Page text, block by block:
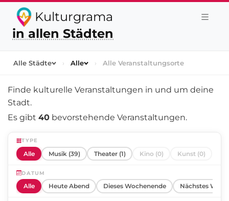
Kulturgrama
in allen Städten
Alle Städte › Alle › Alle Veranstaltungsorte
Finde kulturelle Veranstaltungen in und um deine
Stadt.
Es gibt 40 bevorstehende Veranstaltungen.
TYPE
Alle Musik (39) Theater (1) Kino (0) Kunst (0)
DATUM
Alle Heute Abend Dieses Wochenende Nächstes